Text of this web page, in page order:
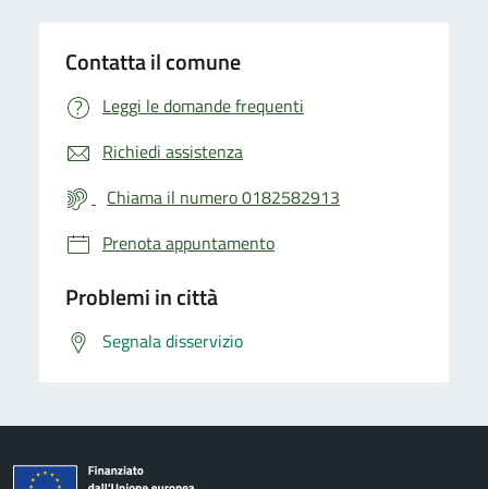
Contatta il comune
Leggi le domande frequenti
Richiedi assistenza
Chiama il numero 0182582913
Prenota appuntamento
Problemi in città
Segnala disservizio